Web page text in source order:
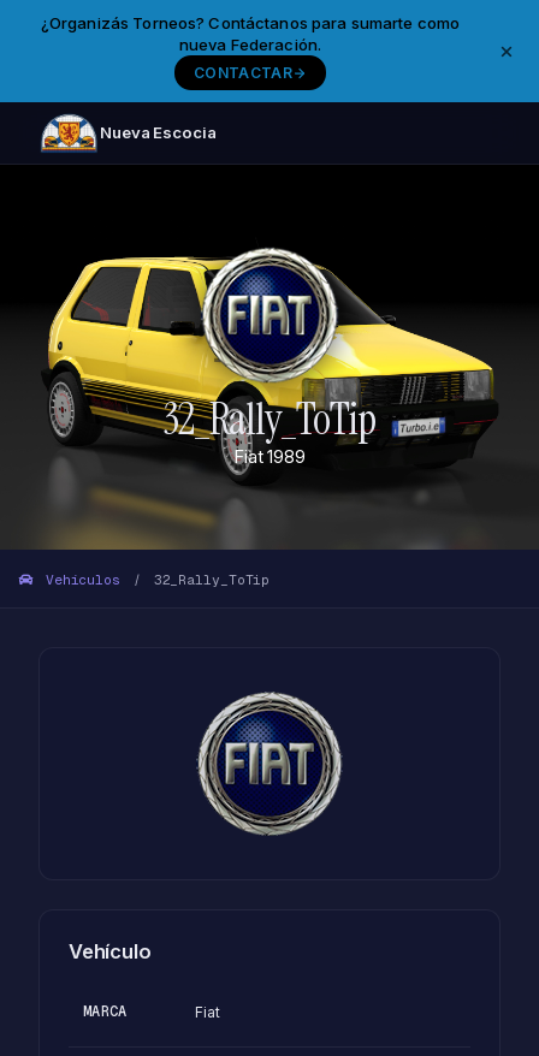
¿Organizás Torneos? Contáctanos para sumarte como
nueva Federación.
CONTACTAR
Nueva Escocia
32_Rally_ToTip
Fiat 1989
Vehículos / 32_Rally_ToTip
Vehículo
MARCA Fiat